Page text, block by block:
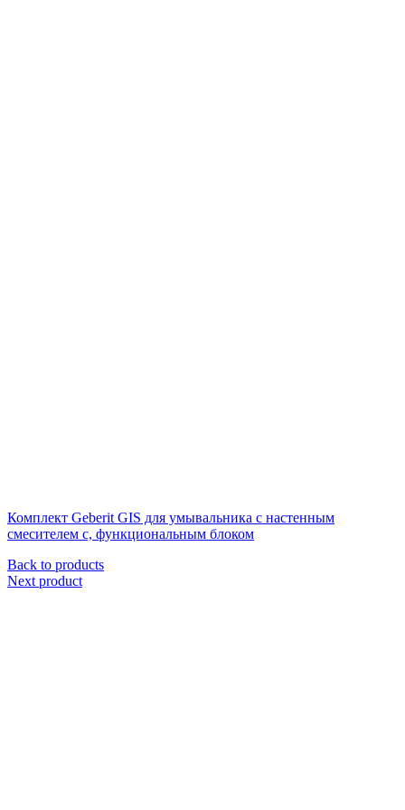
Комплект Geberit GIS для умывальника с настенным
смесителем с, функциональным блоком
Back to products
Next product